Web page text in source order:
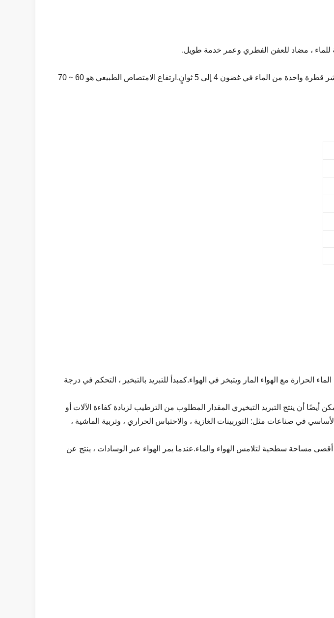
3. يمتص المنتج الماء بشكل طبيعي ، مع سرعة انتشار عالية وفعالية دائمة.يمكن أن تنتشر قطرة واحدة من الماء في غضون 4 إلى 5 ثوانٍ.ارتفاع الامتصاص الطبيعي هو 60 ~ 70
الحرارة مع الهواء المار ويتبخر في الهواء.كمبدأ للتبريد بالتبخير ، التحكم في درجة
أيضًا أن ينتج التبريد التبخيري المقدار المطلوب من الترطيب لزيادة كفاءة الآلات أو
في صناعات مثل: التوربينات الغازية ، والاحتباس الحراري ، وتربية الماشية ،
مساحة سطحية لتلامس الهواء والماء.عندما يمر الهواء عبر الوسادات ، ينتج عن